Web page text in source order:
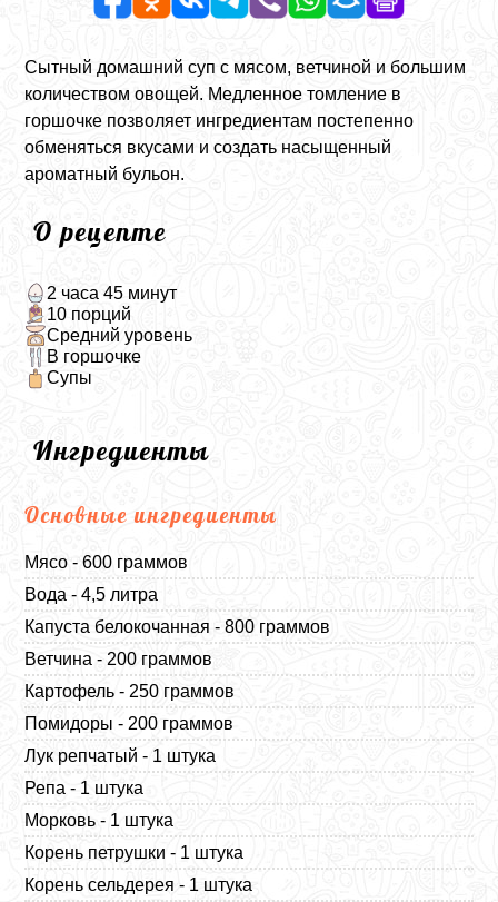
Сытный домашний суп с мясом, ветчиной и большим
количеством овощей. Медленное томление в
горшочке позволяет ингредиентам постепенно
обменяться вкусами и создать насыщенный
ароматный бульон.
О рецепте
2 часа 45 минут
10 порций
Средний уровень
В горшочке
Супы
Ингредиенты
Основные ингредиенты
Мясо - 600 граммов
Вода - 4,5 литра
Капуста белокочанная - 800 граммов
Ветчина - 200 граммов
Картофель - 250 граммов
Помидоры - 200 граммов
Лук репчатый - 1 штука
Репа - 1 штука
Морковь - 1 штука
Корень петрушки - 1 штука
Корень сельдерея - 1 штука